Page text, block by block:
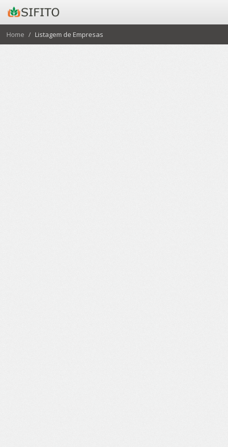
Home Listagem de Empresas